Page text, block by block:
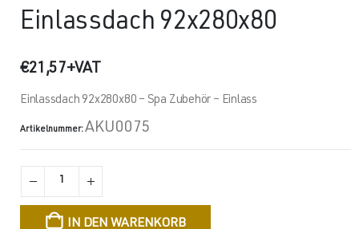
Einlassdach 92x280x80
€21,57+VAT
Einlassdach 92x280x80 – Spa Zubehör – Einlass
Artikelnummer:AKU0075
IN DEN WARENKORB